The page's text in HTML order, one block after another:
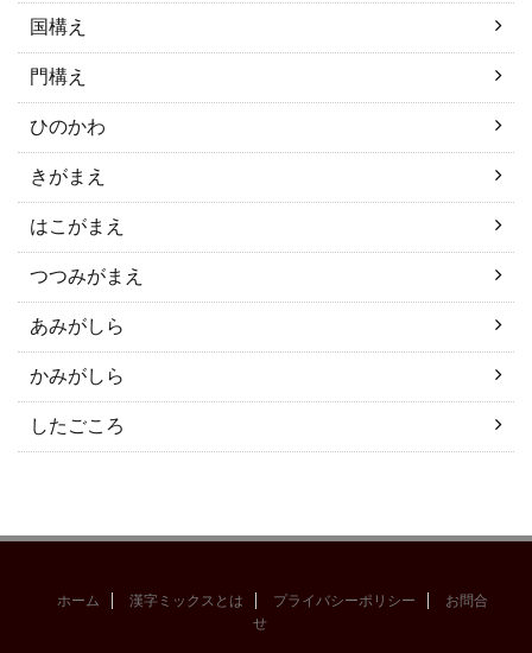
国構え
門構え
ひのかわ
きがまえ
はこがまえ
つつみがまえ
あみがしら
かみがしら
したごころ
ホーム 漢字ミックスとは プライバシーポリシー
お問合
せ